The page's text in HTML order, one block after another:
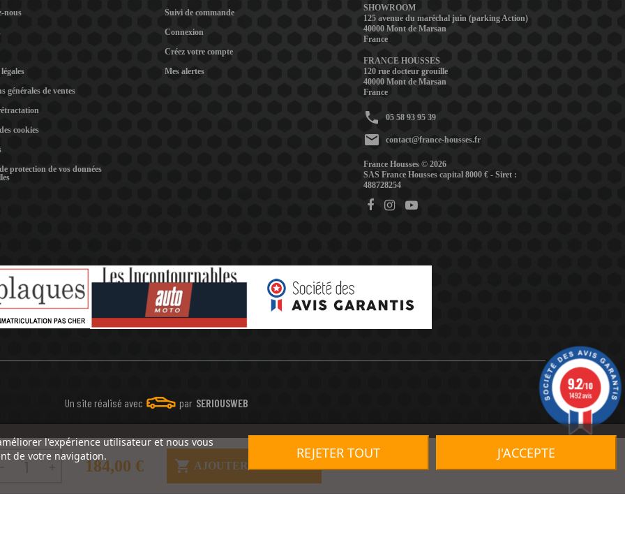
184,00 €  AJOUTER AU PANIER
nous
générales de ventes
cookies
protection de vos données
Suivi de commande
Connexion
Créez votre compte
Mes alertes
SHOWROOM
125 avenue du maréchal juin (parking Action)
40000 Mont de Marsan
France
FRANCE HOUSSES
120 rue docteur grouille
40000 Mont de Marsan
France
phone 05 58 93 95 39
mail contact@france-housses.fr
France Housses © 2026
SAS France Housses capital 8000 € - Siret :
488728254
l'expérience utilisateur et nous vous
de votre navigation.
REJETER TOUT J'ACCEPTE
Un site réalisé avec par SERIOUSWEB
9.2/10
1492 avis